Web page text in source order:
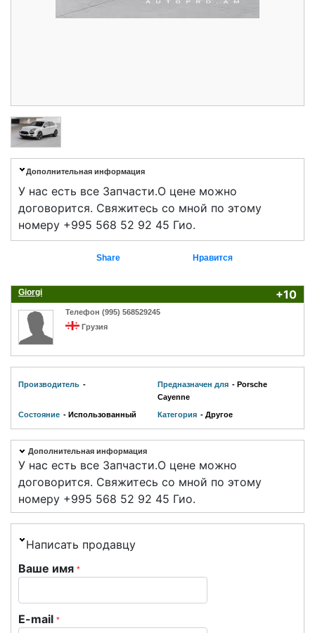
Дополнительная информация
У нас есть все Запчасти.О цене можно
договорится. Свяжитесь со мной по этому
номеру +995 568 52 92 45 Гио.
Share Нравится
Giorgi +10
Телефон (995) 568529245
Грузия
Производитель - Предназначен для - Porsche
Cayenne
Состояние - Использованный Категория - Другое
Дополнительная информация
У нас есть все Запчасти.О цене можно
договорится. Свяжитесь со мной по этому
номеру +995 568 52 92 45 Гио.
Написать продавцу
Ваше имя *
E-mail *